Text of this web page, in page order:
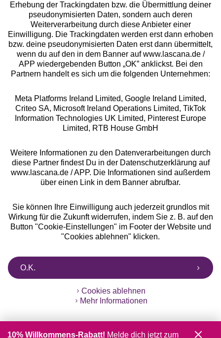
Über uns
Rechtliches
Alle Preise inkl. MwSt., zzgl.
Versandkosten
** Bonität vorausgesetzt, berechtigt zur Bonitätsprüfung
Erhebung der Trackingdaten bzw. die Übermittlung deiner
pseudonymisierten Daten, sondern auch deren
Weiterverarbeitung durch diese Anbieter einer
Einwilligung. Die Trackingdaten werden erst dann erhoben
bzw. deine pseudonymisierten Daten erst dann übermittelt,
wenn du auf den in dem Banner auf www.lascana.de /
APP wiedergebenden Button „OK” anklickst. Bei den
Partnern handelt es sich um die folgenden Unternehmen:
Meta Platforms Ireland Limited, Google Ireland Limited,
Criteo SA, Microsoft Ireland Operations Limited, TikTok
Information Technologies UK Limited, Pinterest Europe
Limited, RTB House GmbH
Weitere Informationen zu den Datenverarbeitungen durch
diese Partner findest Du in der Datenschutzerklärung auf
www.lascana.de / APP. Die Informationen sind außerdem
über einen Link in dem Banner abrufbar.
Sie können Ihre Einwilligung auch jederzeit grundlos mit
Wirkung für die Zukunft widerrufen, indem Sie z. B. auf den
Button "Cookie-Einstellungen" im Footer der Website und
"Cookies ablehnen" klicken.
O.K.
Cookies ablehnen
Mehr Informationen
10% Willkommens-Rabatt! Melde dich jetzt zum